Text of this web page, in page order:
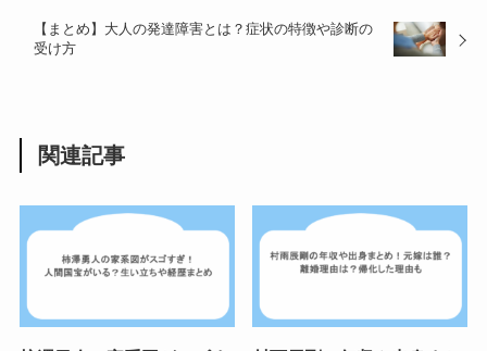
【まとめ】大人の発達障害とは？症状の特徴や診断の
受け方
関連記事